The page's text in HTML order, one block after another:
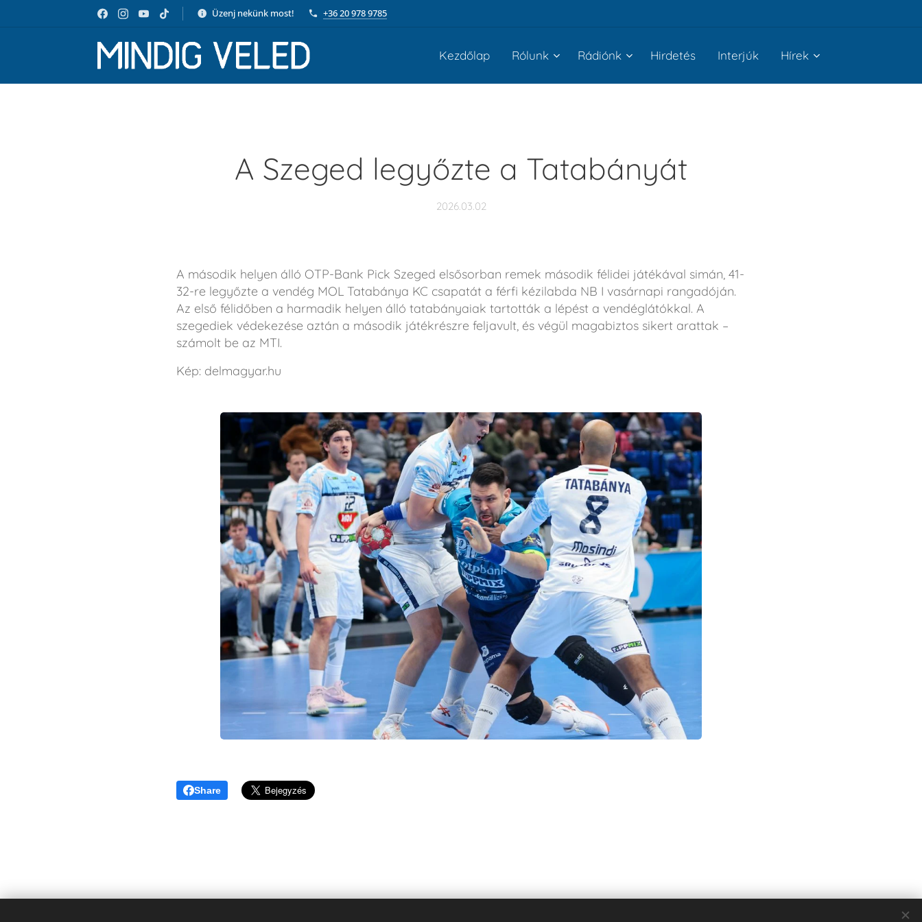
Üzenj nekünk most! +36 20 978 9785
Kezdőlap Rólunk Rádiónk Hirdetés Interjúk Hírek
A Szeged legyőzte a Tatabányát
2026.03.02
A második helyen álló OTP-Bank Pick Szeged elsősorban remek második félidei játékával simán, 41-
32-re legyőzte a vendég MOL Tatabánya KC csapatát a férfi kézilabda NB I vasárnapi rangadóján.
Az első félidőben a harmadik helyen álló tatabányaiak tartották a lépést a vendéglátókkal. A
szegediek védekezése aztán a második játékrészre feljavult, és végül magabiztos sikert arattak –
számolt be az MTI.
Kép: delmagyar.hu
Share